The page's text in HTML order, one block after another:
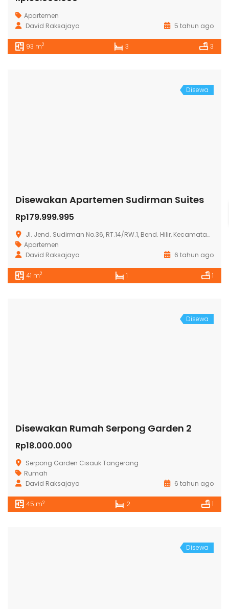
Apartemen
David Raksajaya
5 tahun ago
93 m2 3 3
Disewa
Disewakan Apartemen Sudirman Suites
Rp179.999.995
Jl. Jend. Sudirman No.36, RT.14/RW.1, Bend. Hilir, Kecamatan Tanah Abang, Kota Jakarta Pusat, Daerah Khusus Ibukota Jakarta 10210
Apartemen
David Raksajaya
6 tahun ago
41 m2 1 1
Disewa
Disewakan Rumah Serpong Garden 2
Rp18.000.000
Serpong Garden Cisauk Tangerang
Rumah
David Raksajaya
6 tahun ago
45 m2 2 1
Disewa